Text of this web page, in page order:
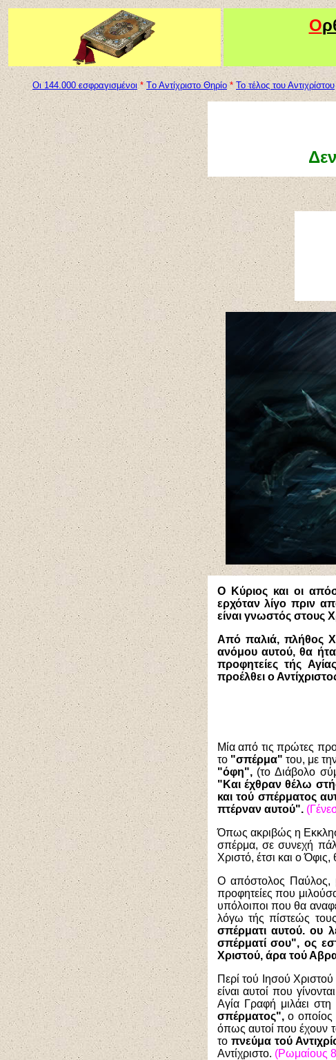
Ο
Οι 144.000 εσφραγισμένοι * Tο Αντίχριστο Θηρίο * Το τέλος του Αντιχρίστου
Ο Κύριος και οι
ερχόταν λίγο πριν
είναι γνωστός στους
Από παλιά, πλήθος
ανόμου αυτού, θα
προφητείες τής
προέλθει ο
Μία από τις πρώτες
το "σπέρμα" του, με
"όφη",(το Διάβολο
"Και έχθραν θέλω
και τού σπέρματος
πτέρναν αυτού".
Όπως ακριβώς η
σπέρμα, σε συνεχή
Χριστό, έτσι και ο
Ο απόστολος Παύλος,
προφητείες που
υπόλοιποι που θα
λόγω τής πίστεώς
σπέρματι αυτού. ου
σπέρματί σου", ος
Χριστού, άρα τού
Περί τού Ιησού
είναι αυτοί που
Αγία Γραφή μιλάει στη
σπέρματος",ο οποίος
όπως αυτοί που έχουν
το πνεύμα τού
Αντίχριστο. (Ρωμαίους